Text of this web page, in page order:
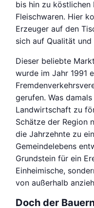
bis hin zu köstlichen
Fleischwaren. Hier
Erzeuger auf den
sich auf Qualität
Dieser beliebte
wurde im Jahr 1991
gerufen. Was
Landwirtschaft zu
Schätze der Region
die Jahrzehnte zu
Gemeindelebens
Grundstein für ein
Einheimische,
von außerhalb
Doch der